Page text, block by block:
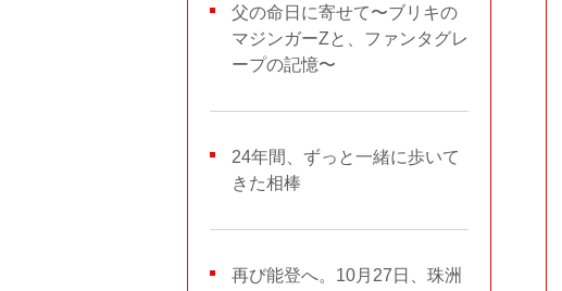
父の命日に寄せて〜ブリキの
マジンガーZと、ファンタグレ
ープの記憶〜
24年間、ずっと一緒に歩いて
きた相棒
再び能登へ。10月27日、珠洲